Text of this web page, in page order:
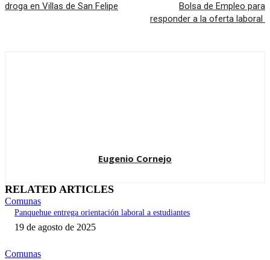
droga en Villas de San Felipe
Bolsa de Empleo para
responder a la oferta laboral
Eugenio Cornejo
RELATED ARTICLES
Comunas
Panquehue entrega orientación laboral a estudiantes
19 de agosto de 2025
Comunas